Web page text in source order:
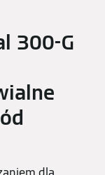
300-G